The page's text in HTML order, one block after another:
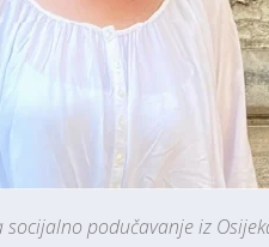
podučavanje iz